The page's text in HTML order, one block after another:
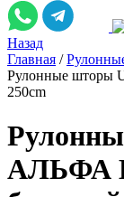
Назад
Главная /
Рулонные шторы
250cm
АЛЬФА